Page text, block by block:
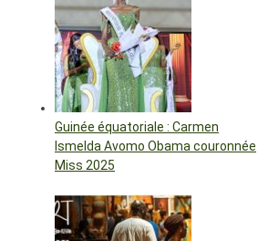
Guinée équatoriale : Carmen
Ismelda Avomo Obama couronnée
Miss 2025